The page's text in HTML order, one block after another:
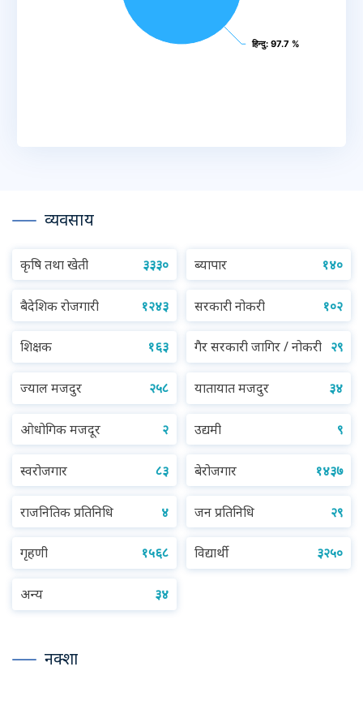
हिन्दु: 97.7 %
हिन्दु: 97.7 %
व्यवसाय
कृषि तथा खेती ३३३० ब्यापार १४०
बैदेशिक रोजगारी १२४३ सरकारी नोकरी १०२
शिक्षक १६३ गैर सरकारी जागिर / नोकरी २९
ज्याल मजदुर २५८ यातायात मजदुर ३४
ओधोगिक मजदूर २ उद्यमी ९
स्वरोजगार ८३ बेरोजगार १४३७
राजनितिक प्रतिनिधि ४ जन प्रतिनिधि २९
गृहणी १५६८ विद्यार्थी ३२५०
अन्य ३४
नक्शा